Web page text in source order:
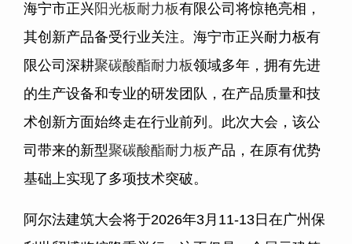
海宁市正兴阳光板耐力板有限公司将惊艳亮相，
其创新产品备受行业关注。海宁市正兴耐力板有
限公司深耕聚碳酸酯耐力板领域多年，拥有先进
的生产设备和专业的研发团队，在产品质量和技
术创新方面始终走在行业前列。此次大会，该公
司带来的新型聚碳酸酯耐力板产品，在原有优势
基础上实现了多项技术突破。
阿尔法建筑大会将于2026年3月11-13日在广州保